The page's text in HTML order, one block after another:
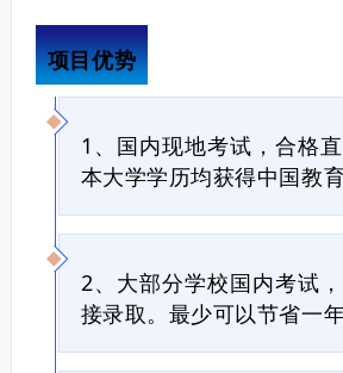
项目优势
1、国内现地考试，合格
本大学学历均获得中国教
2、大部分学校国内考试
接录取。最少可以节省一